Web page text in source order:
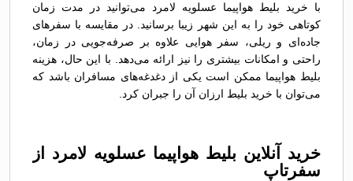
با خرید بلیط هواپیما عسلویه لامرد می‌توانید در مدت زمان
کوتاهی خود را به این شهر زیبا برسانید. در مقایسه با سفرهای
جاده‌ای و ریلی، سفر هوایی علاوه بر صرفه‌جویی در زمان،
راحتی و امکانات بیشتری را نیز ارائه می‌دهد. با این حال، هزینه
بلیط هواپیما ممکن است یکی از دغدغه‌های مسافران باشد که
می‌توان با خرید بلیط ارزان آن را جبران کرد.
خرید آنلاین بلیط هواپیما عسلویه لامرد از
سفرتاپ